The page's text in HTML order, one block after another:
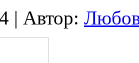
| Автор: